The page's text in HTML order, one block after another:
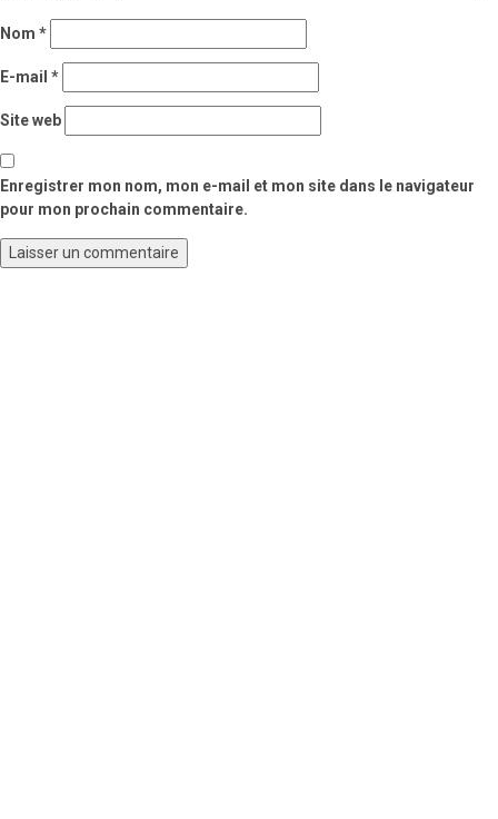
Nom *
E-mail *
Site web
Enregistrer mon nom, mon e-mail et mon site dans le navigateur
pour mon prochain commentaire.